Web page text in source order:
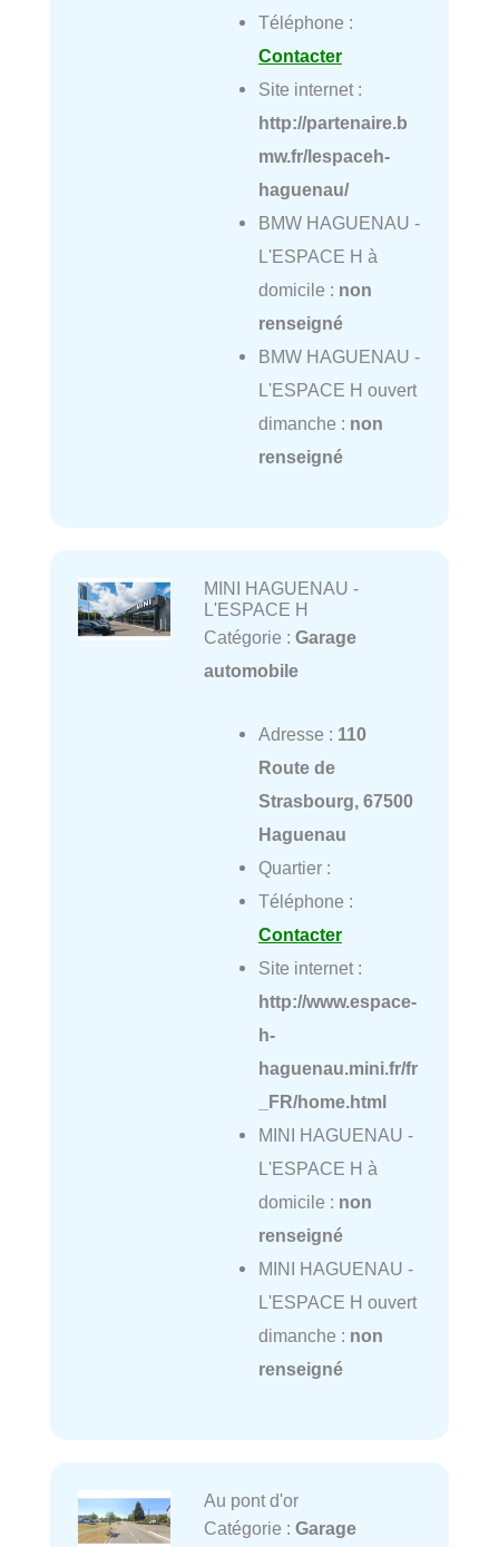
Téléphone :
Contacter
Site internet :
http://partenaire.b
mw.fr/lespaceh-
haguenau/
BMW HAGUENAU -
L'ESPACE H à
domicile : non
renseigné
BMW HAGUENAU -
L'ESPACE H ouvert
dimanche : non
renseigné
MINI HAGUENAU -
L'ESPACE H
Catégorie : Garage
automobile
Adresse : 110
Route de
Strasbourg, 67500
Haguenau
Quartier :
Téléphone :
Contacter
Site internet :
http://www.espace-
h-
haguenau.mini.fr/fr
_FR/home.html
MINI HAGUENAU -
L'ESPACE H à
domicile : non
renseigné
MINI HAGUENAU -
L'ESPACE H ouvert
dimanche : non
renseigné
Au pont d'or
Catégorie : Garage